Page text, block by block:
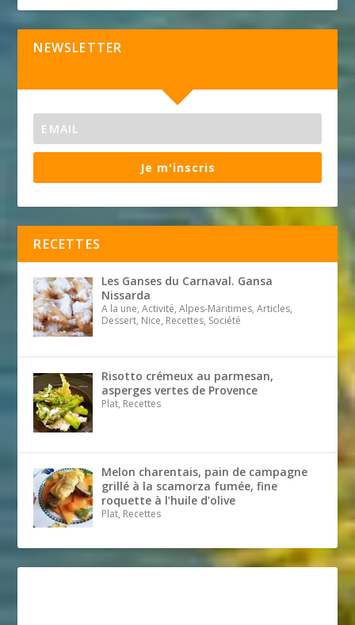
NEWSLETTER
Je m'inscris
RECETTES
Les Ganses du Carnaval. Gansa
Nissarda
A la une, Activité, Alpes-Maritimes, Articles,
Dessert, Nice, Recettes, Société
Risotto crémeux au parmesan,
asperges vertes de Provence
Plat, Recettes
Melon charentais, pain de campagne
grillé à la scamorza fumée, fine
roquette à l’huile d’olive
Plat, Recettes